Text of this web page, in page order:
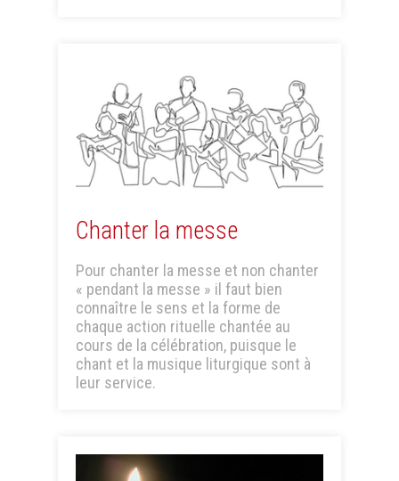
Chanter la messe
Pour chanter la messe et non chanter
« pendant la messe » il faut bien
connaître le sens et la forme de
chaque action rituelle chantée au
cours de la célébration, puisque le
chant et la musique liturgique sont à
leur service.